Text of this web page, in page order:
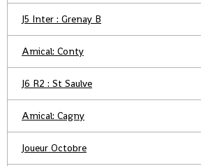
J5 Inter : Grenay B
Amical: Conty
J6 R2 : St Saulve
Amical: Cagny
Joueur Octobre